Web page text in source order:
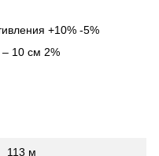
+10% -5%
10 см 2%
113 м